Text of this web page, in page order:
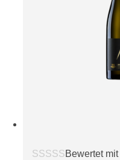
Bewertet mit